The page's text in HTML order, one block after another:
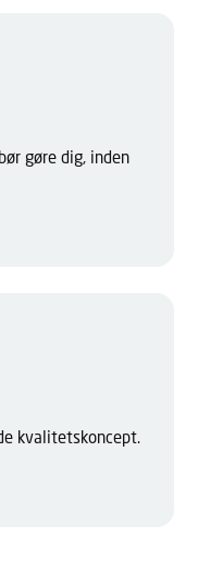
gøre dig, inden
kvalitetskoncept.